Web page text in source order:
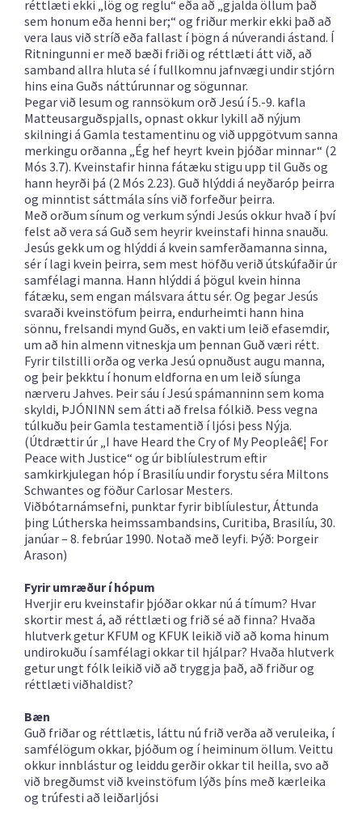
réttlæti ekki „lög og reglu“ eða að „gjalda öllum það
sem honum eða henni ber;“ og friður merkir ekki það að
vera laus við stríð eða fallast í þögn á núverandi ástand. Í
Ritningunni er með bæði friði og réttlæti átt við, að
samband allra hluta sé í fullkomnu jafnvægi undir stjórn
hins eina Guðs náttúrunnar og sögunnar.
Þegar við lesum og rannsökum orð Jesú í 5.-9. kafla
Matteusarguðspjalls, opnast okkur lykill að nýjum
skilningi á Gamla testamentinu og við uppgötvum sanna
merkingu orðanna „Ég hef heyrt kvein þjóðar minnar“ (2
Mós 3.7). Kveinstafir hinna fátæku stigu upp til Guðs og
hann heyrði þá (2 Mós 2.23). Guð hlýddi á neyðaróp þeirra
og minntist sáttmála síns við forfeður þeirra.
Með orðum sínum og verkum sýndi Jesús okkur hvað í því
felst að vera sá Guð sem heyrir kveinstafi hinna snauðu.
Jesús gekk um og hlýddi á kvein samferðamanna sinna,
sér í lagi kvein þeirra, sem mest höfðu verið útskúfaðir úr
samfélagi manna. Hann hlýddi á þögul kvein hinna
fátæku, sem engan málsvara áttu sér. Og þegar Jesús
svaraði kveinstöfum þeirra, endurheimti hann hina
sönnu, frelsandi mynd Guðs, en vakti um leið efasemdir,
um að hin almenn vitneskja um þennan Guð væri rétt.
Fyrir tilstilli orða og verka Jesú opnuðust augu manna,
og þeir þekktu í honum eldforna en um leið síunga
nærveru Jahves. Þeir sáu í Jesú spámanninn sem koma
skyldi, ÞJÓNINN sem átti að frelsa fólkið. Þess vegna
túlkuðu þeir Gamla testamentið í ljósi þess Nýja.
(Útdrættir úr „I have Heard the Cry of My Peopleâ€¦ For
Peace with Justice“ og úr biblíulestrum eftir
samkirkjulegan hóp í Brasilíu undir forystu séra Miltons
Schwantes og föður Carlosar Mesters.
Viðbótarnámsefni, punktar fyrir biblíulestur, Áttunda
þing Lútherska heimssambandsins, Curitiba, Brasilíu, 30.
janúar – 8. febrúar 1990. Notað með leyfi. Þýð: Þorgeir
Arason)
Fyrir umræður í hópum
Hverjir eru kveinstafir þjóðar okkar nú á tímum? Hvar
skortir mest á, að réttlæti og frið sé að finna? Hvaða
hlutverk getur KFUM og KFUK leikið við að koma hinum
undirokuðu í samfélagi okkar til hjálpar? Hvaða hlutverk
getur ungt fólk leikið við að tryggja það, að friður og
réttlæti viðhaldist?
Bæn
Guð friðar og réttlætis, láttu nú frið verða að veruleika, í
samfélögum okkar, þjóðum og í heiminum öllum. Veittu
okkur innblástur og leiddu gerðir okkar til heilla, svo að
við bregðumst við kveinstöfum lýðs þíns með kærleika
og trúfesti að leiðarljósi